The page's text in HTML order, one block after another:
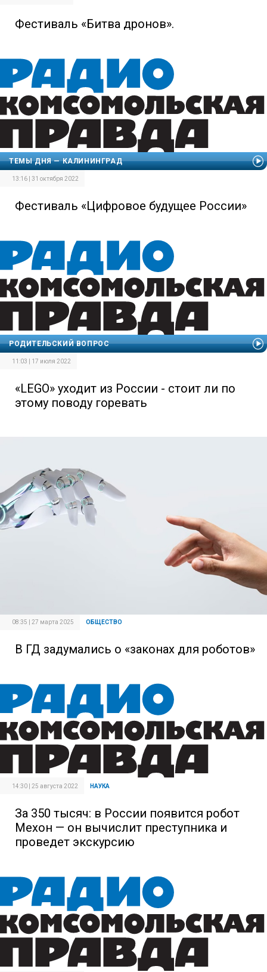
Фестиваль «Битва дронов».
ТЕМЫ ДНЯ — КАЛИНИНГРАД
13:16 | 31 октября 2022
Фестиваль «Цифровое будущее России»
РОДИТЕЛЬСКИЙ ВОПРОС
11:03 | 17 июля 2022
«LEGO» уходит из России - стоит ли по
этому поводу горевать
08:35 | 27 марта 2025 ОБЩЕСТВО
В ГД задумались о «законах для роботов»
14:30 | 25 августа 2022 НАУКА
За 350 тысяч: в России появится робот
Мехон — он вычислит преступника и
проведет экскурсию